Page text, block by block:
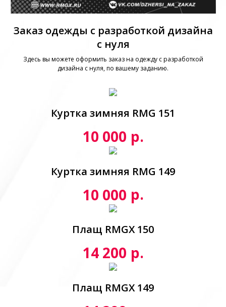
Заказ одежды с разработкой дизайна
с нуля
Здесь вы можете оформить заказ на одежду с разработкой
дизайна с нуля, по вашему заданию.
Куртка зимняя RMG 151
10 000 р.
Куртка зимняя RMG 149
10 000 р.
Плащ RMGX 150
14 200 р.
Плащ RMGX 149